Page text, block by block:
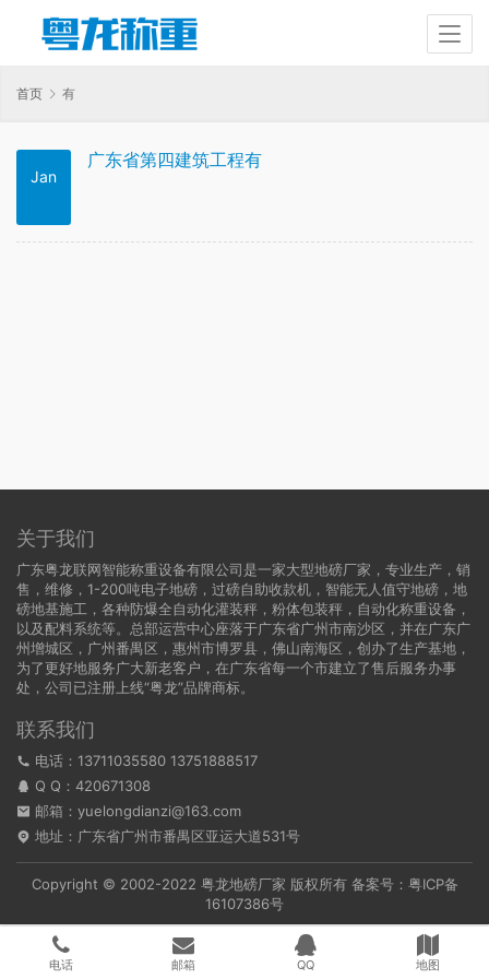
首页 有
Jan
广东省第四建筑工程有
关于我们
广东粤龙联网智能称重设备有限公司是一家大型地磅厂家，专业生产，销
售，维修，1-200吨电子地磅，过磅自助收款机，智能无人值守地磅，地
磅地基施工，各种防爆全自动化灌装秤，粉体包装秤，自动化称重设备，
以及配料系统等。总部运营中心座落于广东省广州市南沙区，并在广东广
州增城区，广州番禺区，惠州市博罗县，佛山南海区，创办了生产基地，
为了更好地服务广大新老客户，在广东省每一个市建立了售后服务办事
处，公司已注册上线“粤龙”品牌商标。
联系我们
电话：13711035580 13751888517
Q Q： 420671308
邮箱：yuelongdianzi@163.com
地址：广东省广州市番禺区亚运大道531号
Copyright © 2002-2022 粤龙地磅厂家 版权所有 备案号： 粤ICP备
16107386号
电话 邮箱 QQ 地图